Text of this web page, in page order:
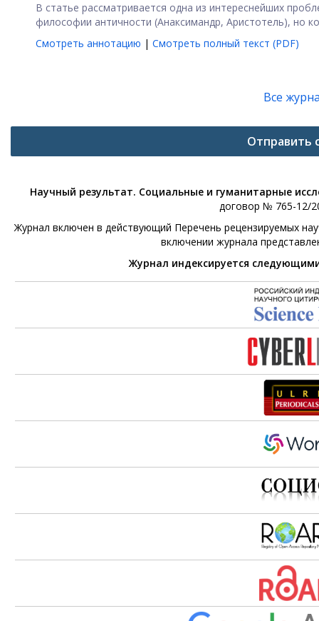
В статье рассматривается одна из интереснейших
философии античности (Анаксимандр, Аристотель), но
Смотреть аннотацию | Смотреть полный текст (PDF)
Все
Отправить
Научный результат. Социальные и гуманитарные
договор № 765-12/
Журнал включен в действующий Перечень рецензируемых
включении журнала
Журнал индексируется